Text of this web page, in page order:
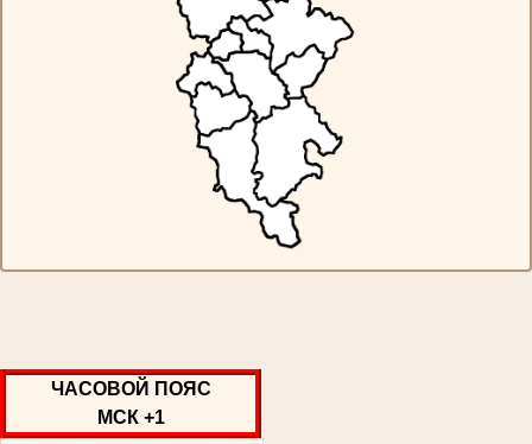
ЧАСОВОЙ ПОЯС
МСК +1